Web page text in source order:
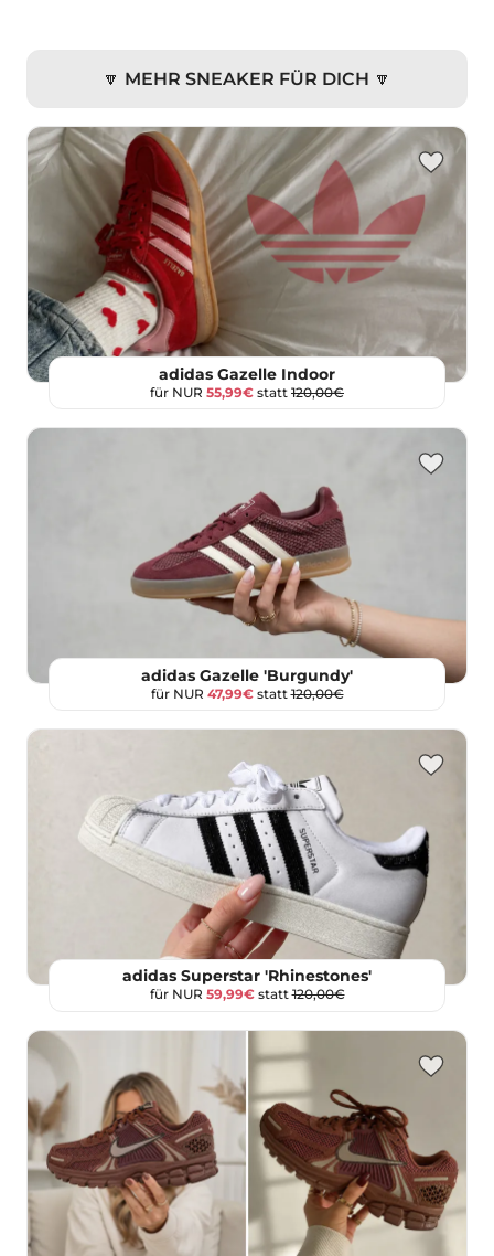
🔽 MEHR SNEAKER FÜR DICH 🔽
adidas Gazelle Indoor
für NUR 55,99€ statt 120,00€
adidas Gazelle 'Burgundy'
für NUR 47,99€statt120,00€
adidas Superstar 'Rhinestones'
für NUR 59,99€statt120,00€